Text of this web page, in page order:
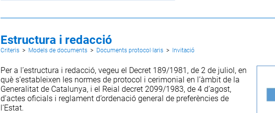
Estructura i redacció
Criteris > Models de documents > Documents protocol·laris > Invitació
Per a l’estructura i redacció, vegeu el Decret 189/1981, de 2 de juliol, en
què s’estableixen les normes de protocol i cerimonial en l’àmbit de la
Generalitat de Catalunya, i el Reial decret 2099/1983, de 4 d’agost,
d’actes oficials i reglament d’ordenació general de preferències de
l’Estat.